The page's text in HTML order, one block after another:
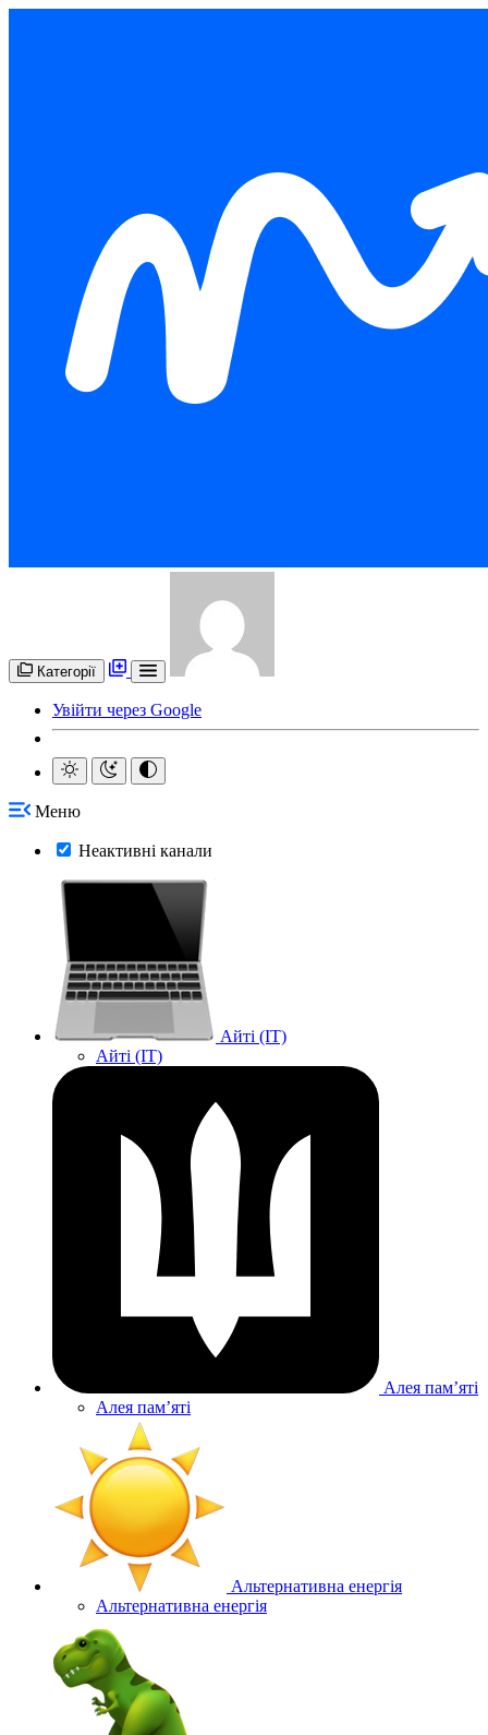
Категорії
Увійти через Google
Меню
Неактивні канали
Айті (IT)
Айті (IT)
Алея памʼяті
Алея памʼяті
Альтернативна енергія
Альтернативна енергія